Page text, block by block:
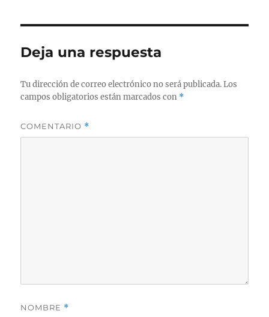
Deja una respuesta
Tu dirección de correo electrónico no será publicada. Los
campos obligatorios están marcados con *
COMENTARIO *
NOMBRE *